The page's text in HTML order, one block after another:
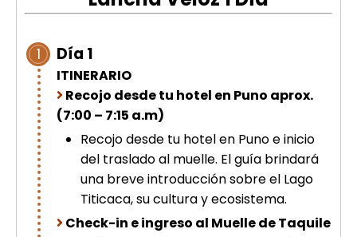
picchu
Tour de lujo Cusco 8 dias
Machupicchu + Hotel 4*
Puerta del Sol & Bolivia
Tour Uros Taquile 1 día | Salidas
desde Puno
1 Día 1
ITINERARIO
Recojo desde tu hotel en Puno aprox.
(7:00 – 7:15 a.m)
Recojo desde tu hotel en Puno e inicio
del traslado al muelle. El guía brindará
una breve introducción sobre el Lago
Titicaca, su cultura y ecosistema.
Check-in e ingreso al Muelle de Taquile